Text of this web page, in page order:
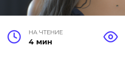
НА ЧТЕНИЕ
4 мин